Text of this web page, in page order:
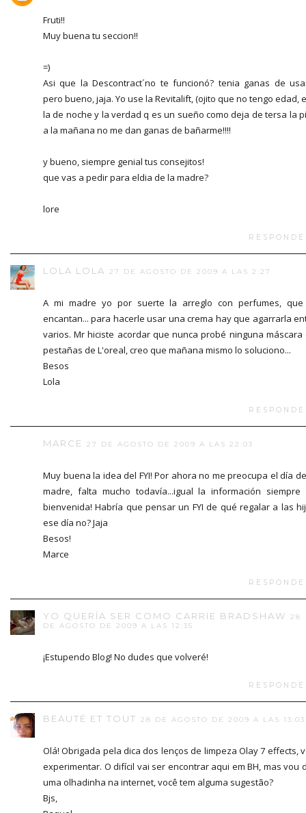
Fruti!!
Muy buena tu seccion!!
=)
Asi que la Descontract´no te funcionó? tenia ganas de
pero bueno, jaja. Yo use la Revitalift, (ojito que no tengo edad,
la de noche y la verdad q es un sueño como deja de tersa la
a la mañana no me dan ganas de bañarme!!!!
y bueno, siempre genial tus consejitos!
que vas a pedir para eldia de la madre?
lore
LOLA LOLA 27 DE AGOSTO DE 2009 A LAS 2:27
A mi madre yo por suerte la arreglo con perfumes,
encantan... para hacerle usar una crema hay que agarrarla
varios. Mr hiciste acordar que nunca probé ninguna máscara
pestañas de L'oreal, creo que mañana mismo lo soluciono...
Besos
Lola
MARCE 27 DE AGOSTO DE 2009 A LAS 22:03
Muy buena la idea del FYI! Por ahora no me preocupa el día
madre, falta mucho todavía...igual la información siempre
bienvenida! Habría que pensar un FYI de qué regalar a las
ese día no? Jaja
Besos!
Marce
YO QUERÍA SER COMO CARRIE BRADSHAW
28
DE AGOSTO DE 2009 A LAS 12:35
¡Estupendo Blog! No dudes que volveré!
BEAUTÉ ET TOUT 28 DE AGOSTO DE 2009 A LAS 13:03
Olá! Obrigada pela dica dos lenços de limpeza Olay 7 effects,
experimentar. O difícil vai ser encontrar aqui em BH, mas vou
uma olhadinha na internet, você tem alguma sugestão?
Bjs,